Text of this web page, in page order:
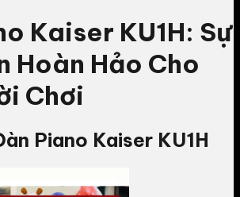
Kaiser KU1H: Sự
Hoàn Hảo Cho
Chơi
Piano Kaiser KU1H